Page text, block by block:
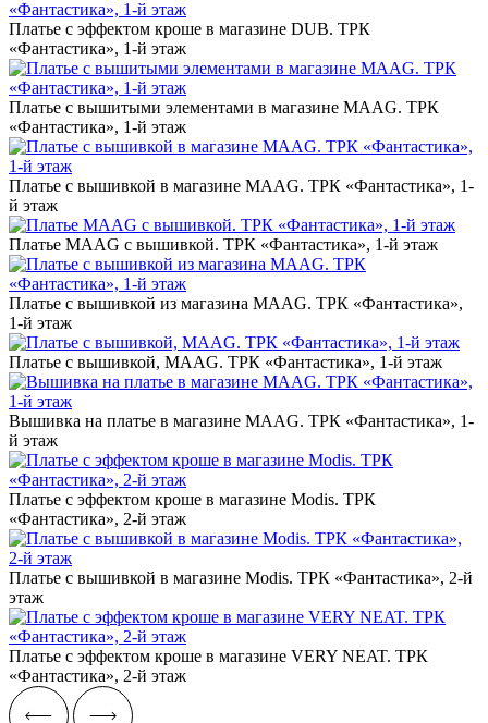
Платье с эффектом кроше в магазине DUB. ТРК
«Фантастика», 1-й этаж
Платье с вышитыми элементами в магазине MAAG. ТРК
«Фантастика», 1-й этаж
Платье с вышивкой в магазине MAAG. ТРК «Фантастика», 1-
й этаж
Платье MAAG с вышивкой. ТРК «Фантастика», 1-й этаж
Платье с вышивкой из магазина MAAG. ТРК «Фантастика»,
1-й этаж
Платье с вышивкой, MAAG. ТРК «Фантастика», 1-й этаж
Вышивка на платье в магазине MAAG. ТРК «‎Фантастика», 1-
й этаж
Платье с эффектом кроше в магазине Modis. ТРК
«‎Фантастика», 2-й этаж
Платье с вышивкой в магазине Modis. ТРК «‎Фантастика», 2-й
этаж
Платье с эффектом кроше в магазине VERY NEAT. ТРК
«‎Фантастика», 2-й этаж